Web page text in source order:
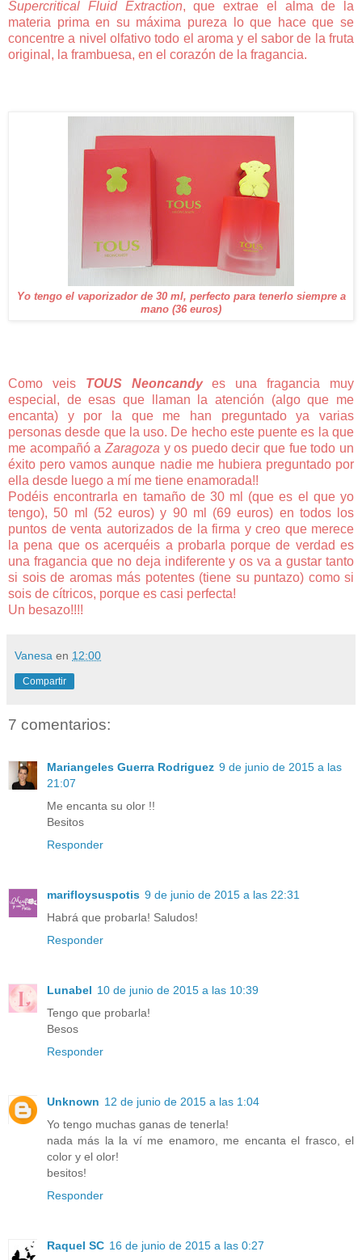
Supercritical Fluid Extraction, que extrae el alma de la
materia prima en su máxima pureza lo que hace que se
concentre a nivel olfativo todo el aroma y el sabor de la fruta
original, la frambuesa, en el corazón de la fragancia.
Yo tengo el vaporizador de 30 ml, perfecto para tenerlo siempre a
mano (36 euros)
Como veis TOUS Neoncandyes una fragancia muy
especial, de esas que llaman la atención (algo que me
encanta) y por la que me han preguntado ya varias
personas desde que la uso. De hecho este puente es la que
me acompañó a Zaragoza y os puedo decir que fue todo un
éxito pero vamos aunque nadie me hubiera preguntado por
ella desde luego a mí me tiene enamorada!!
Podéis encontrarla en tamaño de 30 ml (que es el que yo
tengo), 50 ml (52 euros) y 90 ml (69 euros) en todos los
puntos de venta autorizados de la firma y creo que merece
la pena que os acerquéis a probarla porque de verdad es
una fragancia que no deja indiferente y os va a gustar tanto
si sois de aromas más potentes (tiene su puntazo) como si
sois de cítricos, porque es casi perfecta!
Un besazo!!!!
Vanesa en 12:00
Compartir
7 comentarios:
Mariangeles Guerra Rodriguez 9 de junio de 2015 a las
21:07
Me encanta su olor !!
Besitos
Responder
marifloysuspotis 9 de junio de 2015 a las 22:31
Habrá que probarla! Saludos!
Responder
Lunabel 10 de junio de 2015 a las 10:39
Tengo que probarla!
Besos
Responder
Unknown 12 de junio de 2015 a las 1:04
Yo tengo muchas ganas de tenerla!
nada más la la ví me enamoro, me encanta el frasco, el
color y el olor!
besitos!
Responder
Raquel SC 16 de junio de 2015 a las 0:27